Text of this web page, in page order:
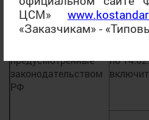
ЦСМ» www.
«Заказчикам» -
Сертификат
соответствия/
декларация о
предусмотренные
законодательством
РФ
по